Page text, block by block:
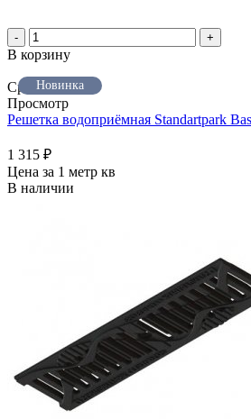
- +
В корзину
Новинка
Сравнить
Просмотр
Решетка водоприёмная Standartpark
1 315 ₽
Цена за 1 метр кв
В наличии